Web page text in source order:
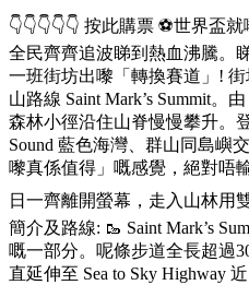
👇👇👇👇👇 按此購票 ⚽世界盃
全民齊齊追波睇到熱血沸騰。
一班街坊出嚟「轉換賽道」!
山路線 Saint Mark’s Summit。
森林小徑沿住山脊慢慢攀升。
Sound 藍色海灣、群山同島嶼
嚟真係值得」嘅感覺，絕對唔
日一齊離開螢幕，走入山林用
簡介及路線: 🥾 Saint Mark’s
嘅一部分。呢條步道全長超過
直延伸至 Sea to Sky Highway